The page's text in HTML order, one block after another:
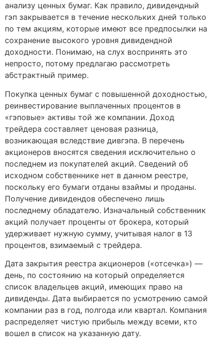
анализу ценных бумаг. Как правило, дивидендный
гэп закрывается в течение нескольких дней только
по тем акциям, которые имеют все предпосылки на
сохранение высокого уровня дивидендной
доходности. Понимаю, на слух воспринять это
непросто, потому предлагаю рассмотреть
абстрактный пример.
Покупка ценных бумаг с повышенной доходностью,
реинвестирование выплаченных процентов в
«гэповые» активы той же компании. Доход
трейдера составляет ценовая разница,
возникающая вследствие дивгэпа. В перечень
акционеров вносятся сведения исключительно о
последнем из покупателей акций. Сведений об
исходном собственнике нет в данном реестре,
поскольку его бумаги отданы взаймы и проданы.
Получение дивидендов обеспечено лишь
последнему обладателю. Изначальный собственник
акций получает проценты от брокера, который
удерживает нужную сумму, учитывая налог в 13
процентов, взимаемый с трейдера.
Дата закрытия реестра акционеров («отсечка») —
день, по состоянию на который определяется
список владельцев акций, имеющих право на
дивиденды. Дата выбирается по усмотрению самой
компании раз в год, полгода или квартал. Компания
распределяет чистую прибыль между всеми, кто
вошел в список на указанную дату.